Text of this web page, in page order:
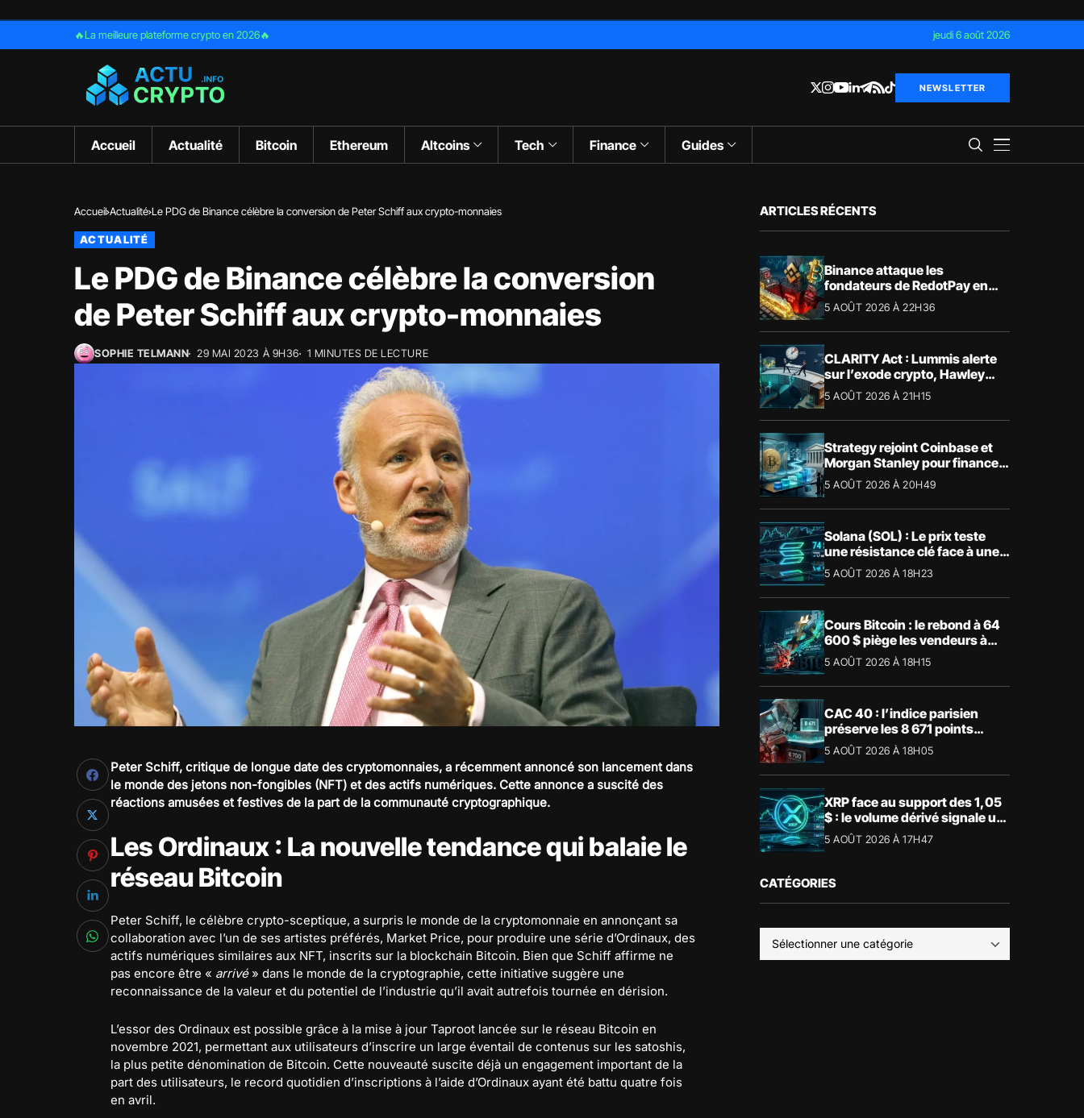
🔥La meilleure plateforme crypto en 2026🔥 jeudi 6 août 2026
NEWSLETTER
Accueil Actualité Bitcoin Ethereum Altcoins Tech Finance Guides
Accueil Actualité Le PDG de Binance célèbre la conversion de Peter Schiff aux crypto-monnaies
ACTUALITÉ
Le PDG de Binance célèbre la conversion
de Peter Schiff aux crypto-monnaies
SOPHIE TELMANN 29 MAI 2023 À 9H36 1 MINUTES DE LECTURE
Peter Schiff, critique de longue date des cryptomonnaies, a récemment annoncé son lancement dans
le monde des jetons non-fongibles (NFT) et des actifs numériques. Cette annonce a suscité des
réactions amusées et festives de la part de la communauté cryptographique.
Les Ordinaux : La nouvelle tendance qui balaie le
réseau Bitcoin
Peter Schiff, le célèbre crypto-sceptique, a surpris le monde de la cryptomonnaie en annonçant sa
collaboration avec l’un de ses artistes préférés, Market Price, pour produire une série d’Ordinaux, des
actifs numériques similaires aux NFT, inscrits sur la blockchain Bitcoin. Bien que Schiff affirme ne
pas encore être « arrivé» dans le monde de la cryptographie, cette initiative suggère une
reconnaissance de la valeur et du potentiel de l’industrie qu’il avait autrefois tournée en dérision.
L’essor des Ordinaux est possible grâce à la mise à jour Taproot lancée sur le réseau Bitcoin en
novembre 2021, permettant aux utilisateurs d’inscrire un large éventail de contenus sur les satoshis,
la plus petite dénomination de Bitcoin. Cette nouveauté suscite déjà un engagement important de la
part des utilisateurs, le record quotidien d’inscriptions à l’aide d’Ordinaux ayant été battu quatre fois
en avril.
ARTICLES RÉCENTS
Binance attaque les
fondateurs de RedotPay en
justice pour 472,8 millions de
dollars
5 AOÛT 2026 À 22H36
CLARITY Act : Lummis alerte
sur l’exode crypto, Hawley
bloque le vote
5 AOÛT 2026 À 21H15
Strategy rejoint Coinbase et
Morgan Stanley pour financer
les Trump Accounts
5 AOÛT 2026 À 20H49
Solana (SOL) : Le prix teste
une résistance clé face à une
tendance mensuelle baissière
5 AOÛT 2026 À 18H23
Cours Bitcoin : le rebond à 64
600 $ piège les vendeurs à
découvert
5 AOÛT 2026 À 18H15
CAC 40 : l’indice parisien
préserve les 8 671 points
malgré le recul du luxe
5 AOÛT 2026 À 18H05
XRP face au support des 1,05
$ : le volume dérivé signale un
risque de volatilité
5 AOÛT 2026 À 17H47
CATÉGORIES